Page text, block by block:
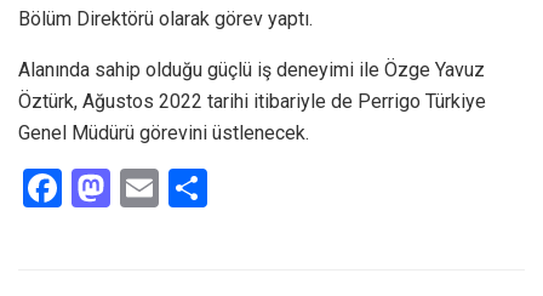
Bölüm Direktörü olarak görev yaptı.
Alanında sahip olduğu güçlü iş deneyimi ile Özge Yavuz
Öztürk, Ağustos 2022 tarihi itibariyle de Perrigo Türkiye
Genel Müdürü görevini üstlenecek.
F
M E